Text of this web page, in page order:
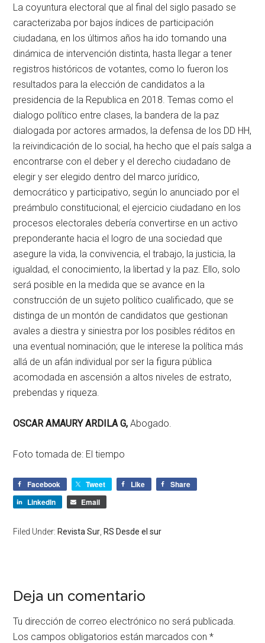
La coyuntura electoral que al final del siglo pasado se
caracterizaba por bajos índices de participación
ciudadana, en los últimos años ha ido tomando una
dinámica de intervención distinta, hasta llegar a tener
registros históricos de votantes, como lo fueron los
resultados para la elección de candidatos a la
presidencia de la Republica en 2018. Temas como el
dialogo político entre clases, la bandera de la paz
dialogada por actores armados, la defensa de los DD HH,
la reivindicación de lo social, ha hecho que el país salga a
encontrarse con el deber y el derecho ciudadano de
elegir y ser elegido dentro del marco jurídico,
democrático y participativo, según lo anunciado por el
preámbulo constitucional; el ejercicio ciudadano en los
procesos electorales debería convertirse en un activo
preponderante hacia el logro de una sociedad que
asegure la vida, la convivencia, el trabajo, la justicia, la
igualdad, el conocimiento, la libertad y la paz. Ello, solo
será posible en la medida que se avance en la
construcción de un sujeto político cualificado, que se
distinga de un montón de candidatos que gestionan
avales a diestra y siniestra por los posibles réditos en
una eventual nominación; que le interese la política más
allá de un afán individual por ser la figura pública
acomodada en ascensión a altos niveles de estrato,
prebendas y riqueza.
OSCAR AMAURY ARDILA G, Abogado.
Foto tomada de: El tiempo
Facebook Tweet Like
Share
LinkedIn
Email
Filed Under: Revista Sur RS Desde el sur
Deja un comentario
Tu dirección de correo electrónico no será publicada.
Los campos obligatorios están marcados con*